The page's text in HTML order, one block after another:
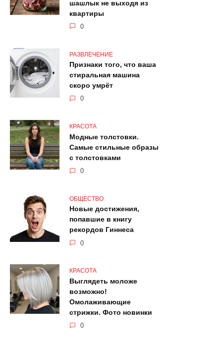
шашлык не выходя из
квартиры
0
РАЗВЛЕЧЕНИЕ
Признаки того, что ваша
стиральная машина
скоро умрёт
0
КРАСОТА
Модные толстовки.
Самые стильные образы
с толстовками
0
ОБЩЕСТВО
Новые достижения,
попавшие в книгу
рекордов Гиннеса
0
КРАСОТА
Выглядеть моложе
возможно!
Омолаживающие
стрижки. Фото новинки
0